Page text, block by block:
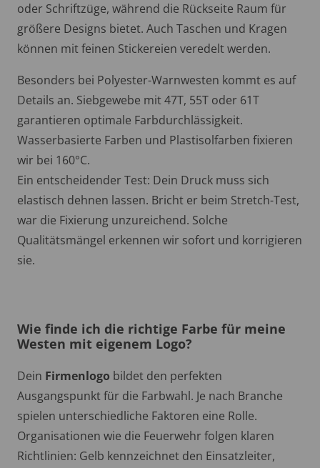
oder Schriftzüge, während die Rückseite Raum für
größere Designs bietet. Auch Taschen und Kragen
können mit feinen Stickereien veredelt werden.
Besonders bei Polyester-Warnwesten kommt es auf
Details an. Siebgewebe mit 47T, 55T oder 61T
garantieren optimale Farbdurchlässigkeit.
Wasserbasierte Farben und Plastisolfarben fixieren
wir bei 160°C.
Ein entscheidender Test: Dein Druck muss sich
elastisch dehnen lassen. Bricht er beim Stretch-Test,
war die Fixierung unzureichend. Solche
Qualitätsmängel erkennen wir sofort und korrigieren
sie.
Wie finde ich die richtige Farbe für meine
Westen mit eigenem Logo?
Dein Firmenlogo bildet den perfekten
Ausgangspunkt für die Farbwahl. Je nach Branche
spielen unterschiedliche Faktoren eine Rolle.
Organisationen wie die Feuerwehr folgen klaren
Richtlinien: Gelb kennzeichnet den Einsatzleiter,